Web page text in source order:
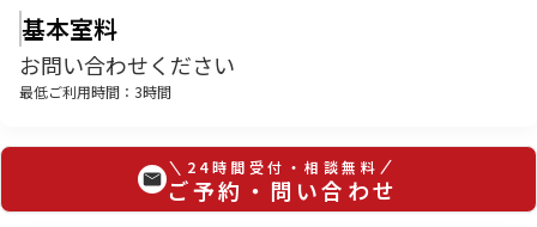
基本室料
お問い合わせください
最低ご利用時間： 3時間
24時間受付・相談無料
ご予約・問い合わせ